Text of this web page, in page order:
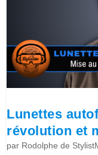
Lunettes
révolution et
par Rodolphe de